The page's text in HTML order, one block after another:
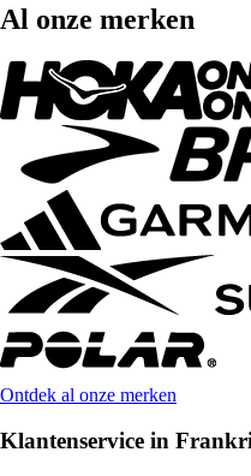
Al onze merken
Ontdek al onze merken
Klantenservice in